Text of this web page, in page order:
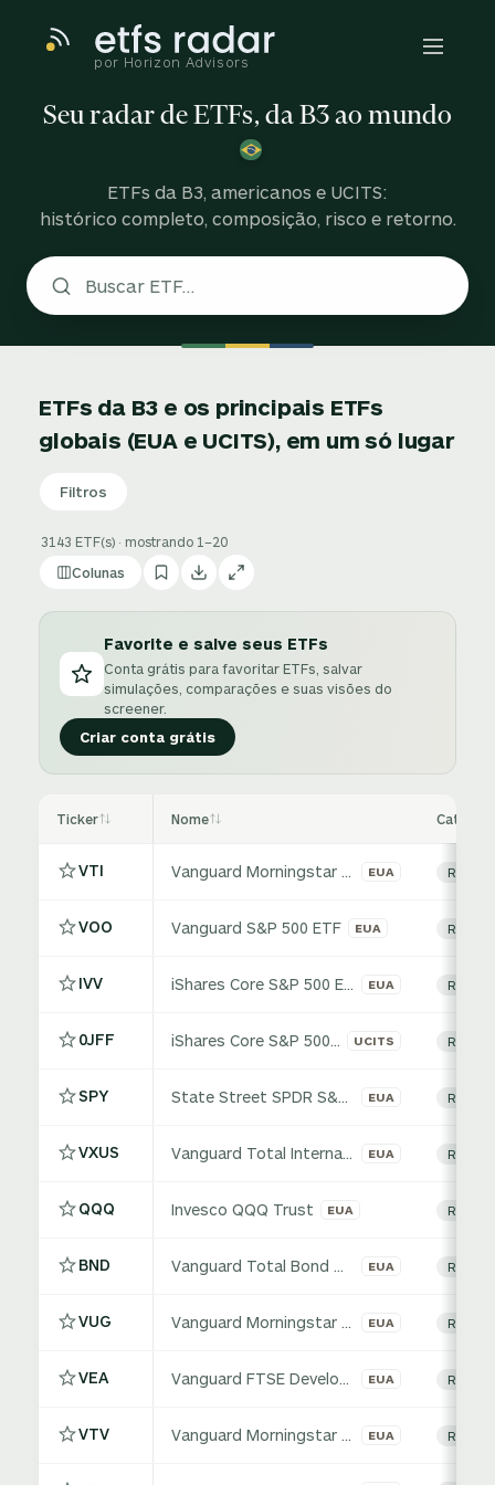
por Horizon Advisors
Seu radar de ETFs, da B3 ao mundo
ETFs da B3, americanos e UCITS:
histórico completo, composição, risco e retorno.
ETFs da B3 e os principais ETFs
globais (EUA e UCITS), em um só lugar
Filtros
3143 ETF(s) · mostrando 1–20
Colunas
Favorite e salve seus ETFs
Conta grátis para favoritar ETFs, salvar
simulações, comparações e suas visões do
screener.
Criar conta grátis
Ticker Nome
VTI Vanguard Morningstar Total Stock Market ETF EUA Renda
VOO Vanguard S&P 500 ETF EUA Renda
IVV iShares Core S&P 500 ETF EUA Renda
0JFF iShares Core S&P 500 ETF UCITS Renda
SPY State Street SPDR S&P 500 ETF Trust EUA Renda
VXUS Vanguard Total International Stock Index Fund ETF Shares EUA Renda
QQQ Invesco QQQ Trust EUA Renda
BND Vanguard Total Bond Market Index Fund EUA Renda
VUG Vanguard Morningstar Growth ETF EUA Renda
VEA Vanguard FTSE Developed Markets Index Fund ETF Shares EUA Renda
VTV Vanguard Morningstar Value ETF EUA Renda